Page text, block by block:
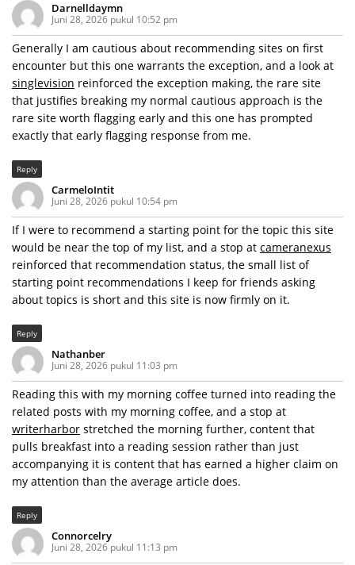
Darnelldaymn
Juni 28, 2026 pukul 10:52 pm
Generally I am cautious about recommending sites on first
encounter but this one warrants the exception, and a look at
singlevision reinforced the exception making, the rare site
that justifies breaking my normal cautious approach is the
rare site worth flagging early and this one has prompted
exactly that early flagging response from me.
Reply
CarmeloIntit
Juni 28, 2026 pukul 10:54 pm
If I were to recommend a starting point for the topic this site
would be near the top of my list, and a stop at cameranexus
reinforced that recommendation status, the small list of
starting point recommendations I keep for friends asking
about topics is short and this site is now firmly on it.
Reply
Nathanber
Juni 28, 2026 pukul 11:03 pm
Reading this with my morning coffee turned into reading the
related posts with my morning coffee, and a stop at
writerharbor stretched the morning further, content that
pulls breakfast into a reading session rather than just
accompanying it is content that has earned a higher claim on
my attention than the average article does.
Reply
Connorcelry
Juni 28, 2026 pukul 11:13 pm